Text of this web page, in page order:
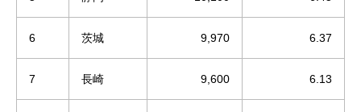
6 茨城 9,970 6.37
7 長崎 9,600 6.13